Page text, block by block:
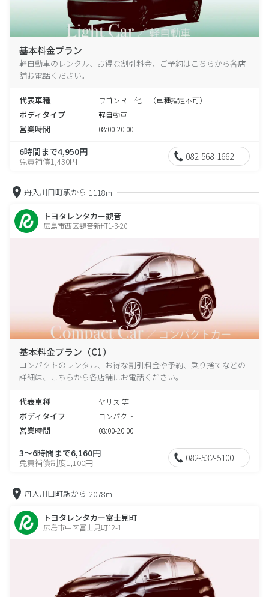
基本料金プラン
軽自動車のレンタル、お得な割引料金、ご予約はこちらから各店
舗お電話ください。
代表車種 ワゴンＲ 他 （車種指定不可）
ボディタイプ 軽自動車
営業時間 08:00-20:00
6時間まで4,950円
免責補償1,430円 082-568-1662
舟入川口町駅から 1118m
トヨタレンタカー観音
広島市西区観音新町1-3-20
基本料金プラン（C1）
コンパクトのレンタル、お得な割引料金や予約、乗り捨てなどの
詳細は、こちらから各店舗にお電話ください。
代表車種 ヤリス 等
ボディタイプ コンパクト
営業時間 08:00-20:00
3～6時間まで6,160円
免責補償制度1,100円 082-532-5100
舟入川口町駅から 2078m
トヨタレンタカー富士見町
広島市中区富士見町12-1